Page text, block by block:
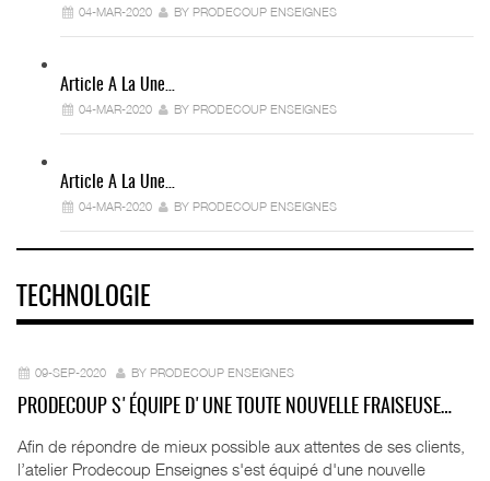
04-MAR-2020 BY PRODECOUP ENSEIGNES
Article A La Une…
04-MAR-2020 BY PRODECOUP ENSEIGNES
Article A La Une…
04-MAR-2020 BY PRODECOUP ENSEIGNES
TECHNOLOGIE
09-SEP-2020 BY PRODECOUP ENSEIGNES
PRODECOUP S'ÉQUIPE D'UNE TOUTE NOUVELLE FRAISEUSE…
Afin de répondre de mieux possible aux attentes de ses clients,
l’atelier Prodecoup Enseignes s'est équipé d'une nouvelle